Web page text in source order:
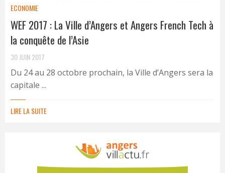
ECONOMIE
WEF 2017 : La Ville d’Angers et Angers French Tech à
la conquête de l’Asie
30 JUIN 2017
Du 24 au 28 octobre prochain, la Ville d’Angers sera la
capitale ...
LIRE LA SUITE